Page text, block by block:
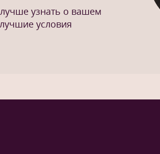
узнать о вашем
условия